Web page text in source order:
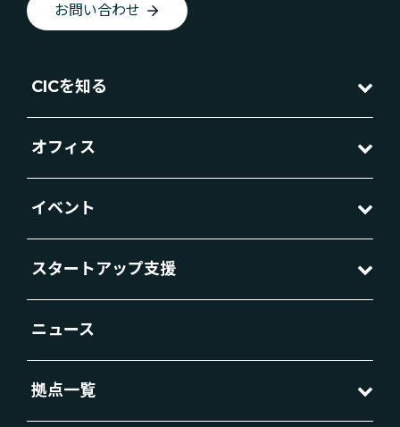
お問い合わせ
CICを知る
オフィス
イベント
スタートアップ支援
ニュース
拠点一覧